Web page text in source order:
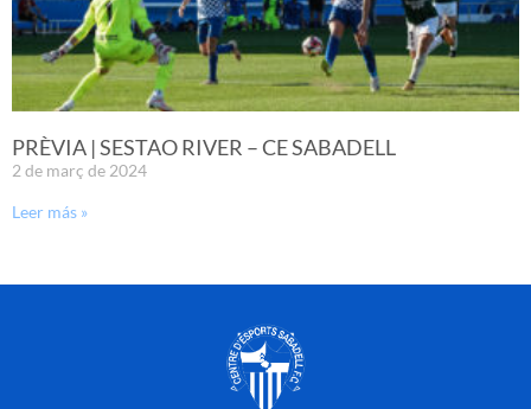
PRÈVIA | SESTAO RIVER – CE SABADELL
2 de març de 2024
Leer más »